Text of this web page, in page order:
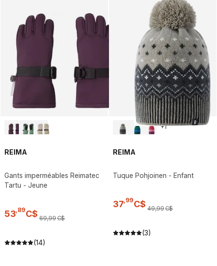
REIMA
Gants imperméables Reimatec
Tartu - Jeune
53 89C$ 69,99C$
(14)
+1
REIMA
Tuque Pohjoinen - Enfant
37 99C$ 49,99C$
(3)